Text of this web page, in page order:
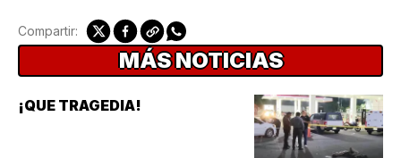
Compartir:
MÁS NOTICIAS
¡QUE TRAGEDIA!